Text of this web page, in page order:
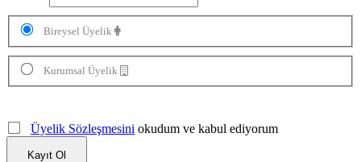
Bireysel Üyelik
Kurumsal Üyelik
Üyelik Sözleşmesini okudum ve kabul ediyorum
Kayıt Ol